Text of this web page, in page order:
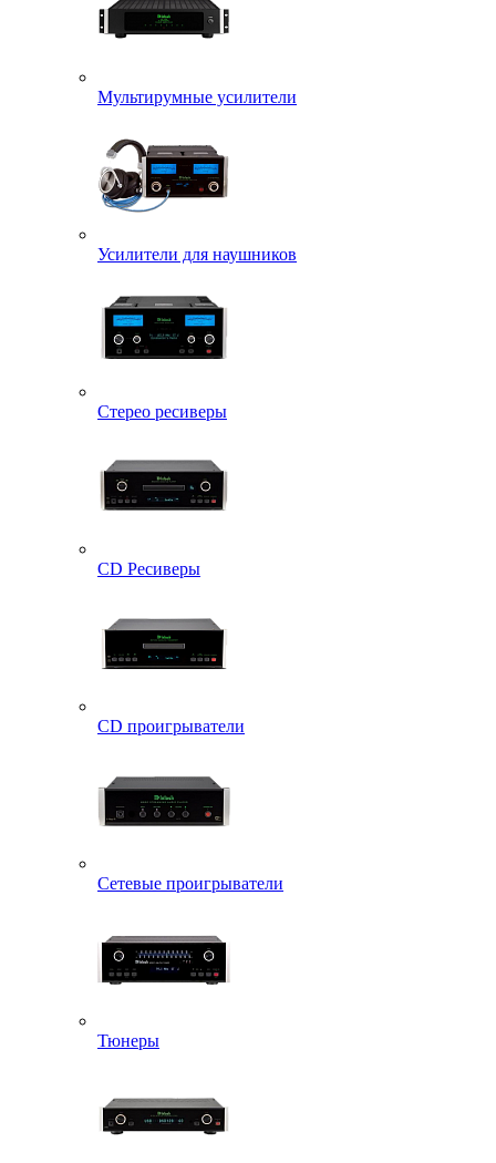
Мультирумные усилители
Усилители для наушников
Стерео ресиверы
CD Ресиверы
CD проигрыватели
Сетевые проигрыватели
Тюнеры